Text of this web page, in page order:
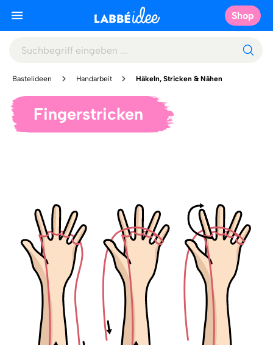
Shop
Bastelideen Handarbeit Häkeln, Stricken & Nähen
Fingerstricken